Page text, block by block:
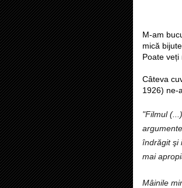
M-am
mică
Poate veți
Câteva
1926) ne-
"Filmul
îndrăgit şi
mai
Mâinile